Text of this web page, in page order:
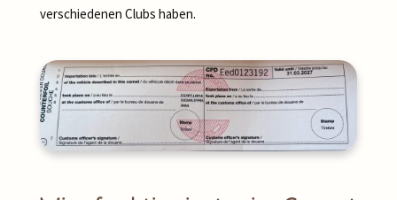
verschiedenen Clubs haben.